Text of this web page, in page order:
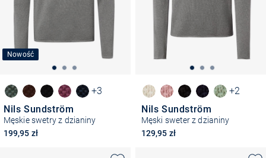
Nowość
+3
Nils Sundström
Męskie swetry z dzianiny
199,95 zł
+2
Nils Sundström
Męski sweter z dzianiny
129,95 zł